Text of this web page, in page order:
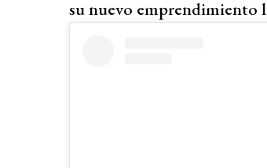
su nuevo emprendimiento